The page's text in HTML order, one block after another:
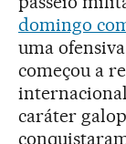
domingo
uma
começou a
caráter